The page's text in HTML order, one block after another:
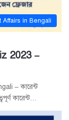
Affairs in Bengali
2023 –
– কারেন্ট
কারেন্ট…